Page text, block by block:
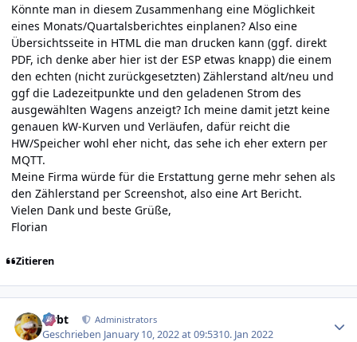
Könnte man in diesem Zusammenhang eine Möglichkeit
eines Monats/Quartalsberichtes einplanen? Also eine
Übersichtsseite in HTML die man drucken kann (ggf. direkt
PDF, ich denke aber hier ist der ESP etwas knapp) die einem
den echten (nicht zurückgesetzten) Zählerstand alt/neu und
ggf die Ladezeitpunkte und den geladenen Strom des
ausgewählten Wagens anzeigt? Ich meine damit jetzt keine
genauen kW-Kurven und Verläufen, dafür reicht die
HW/Speicher wohl eher nicht, das sehe ich eher extern per
MQTT.
Meine Firma würde für die Erstattung gerne mehr sehen als
den Zählerstand per Screenshot, also eine Art Bericht.
Vielen Dank und beste Grüße,
Florian
Zitieren
rtrbt Administrators
Geschrieben January 10, 2022 at 09:5310. Jan 2022